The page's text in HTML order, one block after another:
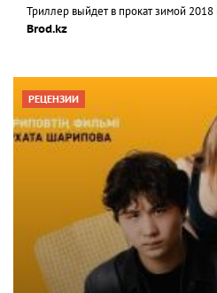
Триллер выйдет в прокат зимой 2018
Brod.kz
РЕЦЕНЗИИ